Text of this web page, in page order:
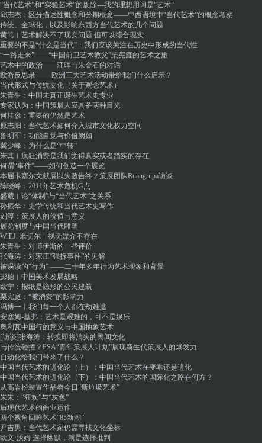
“当代艺术”和“实验艺术”的废除---我的理想用词是“艺术”
邱志杰：区分描述性概念和分期概念――中西语境中“当代艺术”的概念考察
传统、全球化，以及影响东西方当代艺术的几个问题
黄笃︱艺术解决不了现实问题 但可以综合现实
重要的不是“什么是当代”：我们应该关注在历史中形成的当代性
“一路走来”——“中国前卫艺术教父”栗宪庭的艺术之旅
艺术中的政治——汪晖与朱金石的对话
欧游反思录 ——欧洲三大艺术活动带给我们什么启示？
当代形式与传统文化（关于观念艺术）
朱青生：中国未真正诞生艺术史专业
专家认为：中国策展人应具备两种目光
何桂彦：重要的仍然是艺术
原志阳：当代艺术如何介入城市文化权力空间
鲁明军：功能自觉与价值阙如
冀少峰：为什么是“中转”
朱其︱疯狂消费是我们觉得真实或者踏实的存在
何谓“事件”——如何创造一个展览
本届卡塞尔文献展以失败告终？策展团队Ruangrupa访谈
陈晓峰：2011年艺术危机G点
盛葳︱论“体制”与“当代艺术”之关系
孙振华：史学传统和当代艺术史写作
刘淳：策展人的价值与意义
展览制度与中国当代雕塑
W.T.J. 米切尔︱视觉媒介不存在
朱青生：对博伊斯的一些评价
张海涛：对宋庄“强拆事件”的见解
被误读的“行为” ——二十年多年行为艺术现象和背景
彭德︱中国美术发展战略
欧宁：报纸是隐形的公民建筑
栗宪庭：“被消费”的影响力
冯博一︱我们每一个人都在劫难逃
安塞姆-基弗：艺术是艰难的，可不是娱乐
奥利瓦中国行的意义与中国抽象艺术
[访谈]张海涛：转换即将消失的民间文化
与传统碰撞？PSA“青年策展人计划”展现新生代策展人的爆发力
自动化给我们带来了什么？
中国当代艺术的进化论（上）：中国当代艺术在变乖还是进化
中国当代艺术的进化论（下）：中国当代艺术的国际化之路在何方？
从高岩松装置作品看今日“新垃圾艺术”
朱朱：“狂欢”与“灰色”
后现代艺术的商业运作
两个视角回眸艺术“85新潮”
尹吉男：当代艺术家仍需寻找文化坐标
欧文·沃姆 选择幽默，就是选择批判